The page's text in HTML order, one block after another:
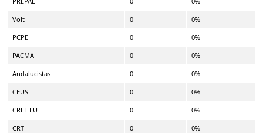
Volt 0 0%
PCPE 0 0%
PACMA 0 0%
Andalucistas 0 0%
CEUS 0 0%
CREE EU 0 0%
CRT 0 0%